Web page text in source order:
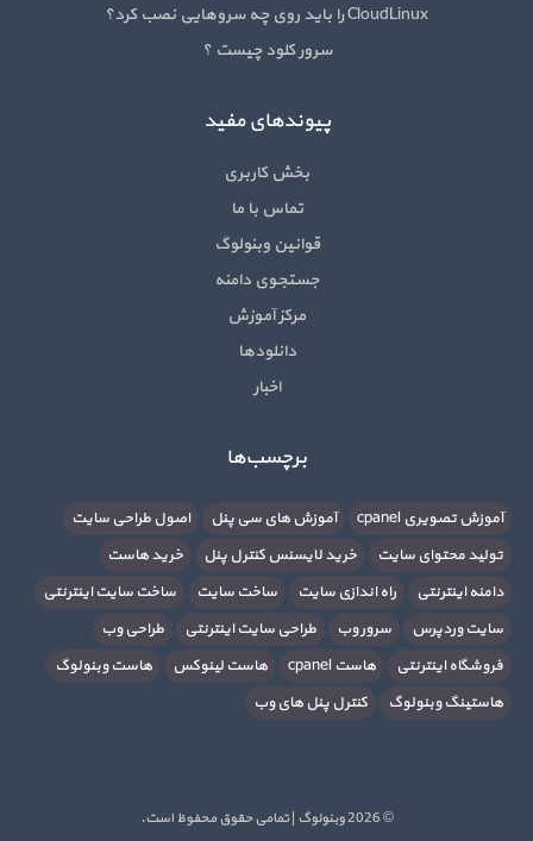
CloudLinux را باید روی چه سروهایی نصب کرد؟
سرور کلود چیست ؟
پیوندهای مفید
بخش کاربری
تماس با ما
قوانین وبنولوگ
جستجوی دامنه
مرکز آموزش
دانلودها
اخبار
برچسب‌ها
آموزش تصویری cpanel آموزش های سی پنل
اصول طراحی سایت
تولید محتوای سایت
خرید لایسنس کنترل پنل
خرید هاست
دامنه اینترنتی
راه اندازی سایت ساخت سایت
ساخت سایت اینترنتی
سایت وردپرس
سرور وب طراحی سایت اینترنتی
طراحی وب
فروشگاه اینترنتی
هاست cpanel هاست لینوکس
هاست وبنولوگ
هاستینگ وبنولوگ
کنترل پنل های وب
© 2026 وبنولوگ | تمامی حقوق محفوظ است.